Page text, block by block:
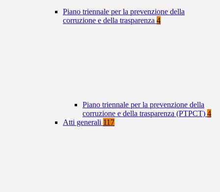
Piano triennale per la prevenzione della
corruzione e della trasparenza 4
Piano triennale per la prevenzione della
corruzione e della trasparenza (PTPCT) 4
Atti generali 117